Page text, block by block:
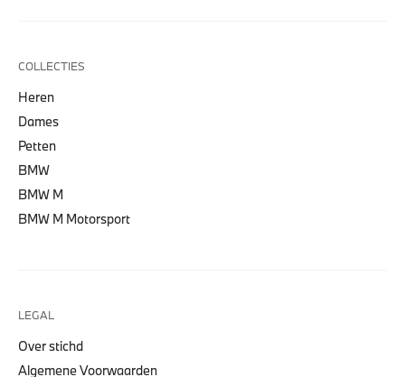
COLLECTIES
Heren
Dames
Petten
BMW
BMW M
BMW M Motorsport
LEGAL
Over stichd
Algemene Voorwaarden